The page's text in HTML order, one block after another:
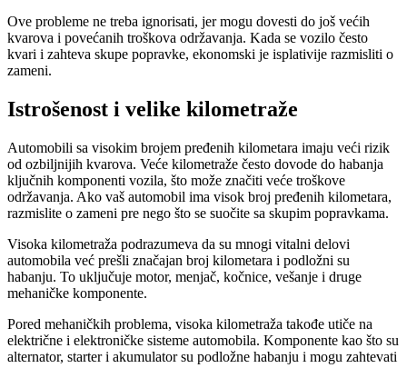
Ove probleme ne treba ignorisati, jer mogu dovesti do još većih
kvarova i povećanih troškova održavanja. Kada se vozilo često
kvari i zahteva skupe popravke, ekonomski je isplativije razmisliti o
zameni.
Istrošenost i velike kilometraže
Automobili sa visokim brojem pređenih kilometara imaju veći rizik
od ozbiljnijih kvarova. Veće kilometraže često dovode do habanja
ključnih komponenti vozila, što može značiti veće troškove
održavanja. Ako vaš automobil ima visok broj pređenih kilometara,
razmislite o zameni pre nego što se suočite sa skupim popravkama.
Visoka kilometraža podrazumeva da su mnogi vitalni delovi
automobila već prešli značajan broj kilometara i podložni su
habanju. To uključuje motor, menjač, kočnice, vešanje i druge
mehaničke komponente.
Pored mehaničkih problema, visoka kilometraža takođe utiče na
električne i elektroničke sisteme automobila. Komponente kao što su
alternator, starter i akumulator su podložne habanju i mogu zahtevati